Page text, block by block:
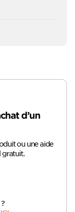
d’un
ou une aide
gratuit.